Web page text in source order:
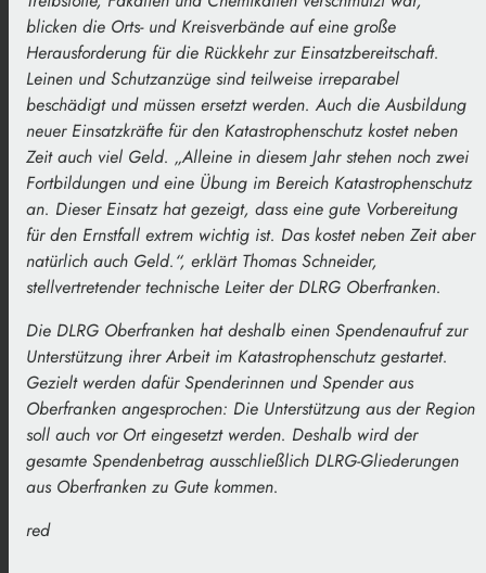
blicken die Orts- und Kreisverbände auf eine große
Herausforderung für die Rückkehr zur Einsatzbereitschaft.
Leinen und Schutzanzüge sind teilweise irreparabel
beschädigt und müssen ersetzt werden. Auch die Ausbildung
neuer Einsatzkräfte für den Katastrophenschutz kostet neben
Zeit auch viel Geld. „Alleine in diesem Jahr stehen noch zwei
Fortbildungen und eine Übung im Bereich Katastrophenschutz
an. Dieser Einsatz hat gezeigt, dass eine gute Vorbereitung
für den Ernstfall extrem wichtig ist. Das kostet neben Zeit aber
natürlich auch Geld.“, erklärt Thomas Schneider,
stellvertretender technische Leiter der DLRG Oberfranken.
Die DLRG Oberfranken hat deshalb einen Spendenaufruf zur
Unterstützung ihrer Arbeit im Katastrophenschutz gestartet.
Gezielt werden dafür Spenderinnen und Spender aus
Oberfranken angesprochen: Die Unterstützung aus der Region
soll auch vor Ort eingesetzt werden. Deshalb wird der
gesamte Spendenbetrag ausschließlich DLRG-Gliederungen
aus Oberfranken zu Gute kommen.
red